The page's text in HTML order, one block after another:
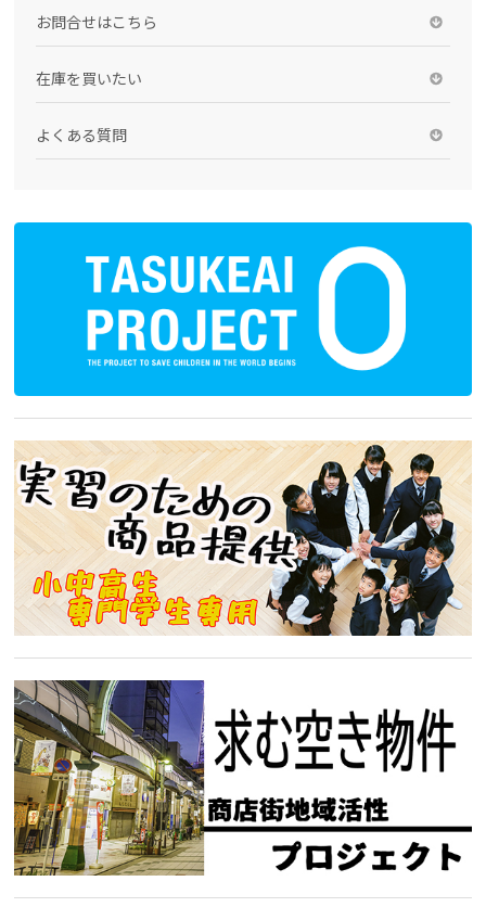
お問合せはこちら
在庫を買いたい
よくある質問